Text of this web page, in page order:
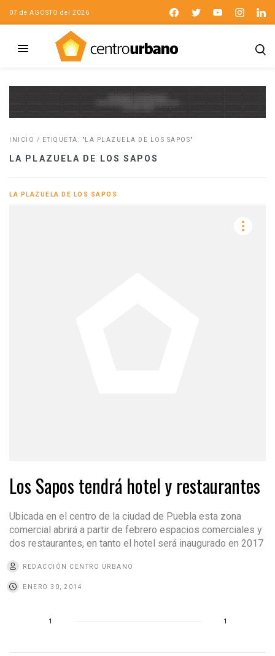
07 de AGOSTO del 2026
INICIO / ETIQUETA: "LA PLAZUELA DE LOS SAPOS"
LA PLAZUELA DE LOS SAPOS
LA PLAZUELA DE LOS SAPOS
Los Sapos tendrá hotel y restaurantes
Ubicada en el centro de la ciudad de Puebla esta zona
comercial abrirá a partir de febrero espacios comerciales y
dos restaurantes, en tanto el hotel será inaugurado en 2017
REDACCIÓN CENTRO URBANO
ENERO 30, 2014
1 1